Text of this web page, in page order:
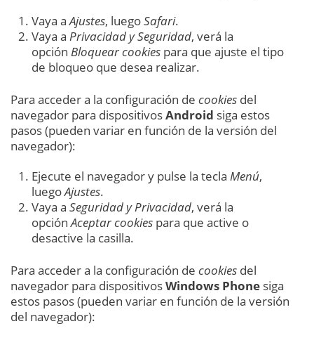
Vaya aAjustes, luegoSafari.
Vaya a Privacidad y Seguridad, verá la
opción Bloquear cookies para que ajuste el tipo
de bloqueo que desea realizar.
Para acceder a la configuración de cookies del
navegador para dispositivosAndroid siga estos
pasos (pueden variar en función de la versión del
navegador):
Ejecute el navegador y pulse la tecla Menú,
luegoAjustes.
Vaya a Seguridad y Privacidad, verá la
opciónAceptar cookies para que active o
desactive la casilla.
Para acceder a la configuración de cookies del
navegador para dispositivosWindows Phone siga
estos pasos (pueden variar en función de la versión
del navegador):